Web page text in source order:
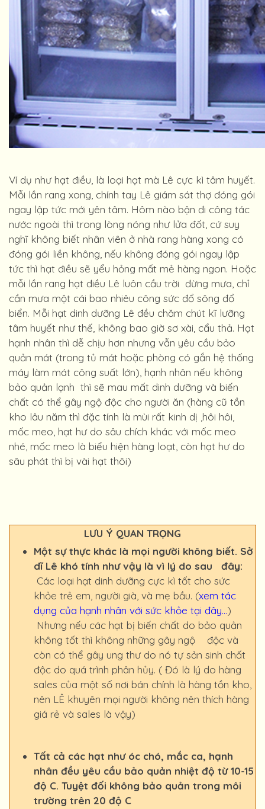
Ví dụ như hạt điều, là loại hạt mà Lê cực kì tâm huyết.
Mỗi lần rang xong, chính tay Lê giám sát thợ đóng gói
ngay lập tức mới yên tâm. Hôm nào bận đi công tác
nước ngoài thì trong lòng nóng như lửa đốt, cứ suy
nghĩ không biết nhân viên ở nhà rang hàng xong có
đóng gói liền không, nếu không đóng gói ngay lập
tức thì hạt điều sẽ yểu hỏng mất mẻ hàng ngon. Hoặc
mỗi lần rang hạt điều Lê luôn cầu trời đừng mưa, chỉ
cần mưa một cái bao nhiêu công sức đổ sông đổ
biển. Mỗi hạt dinh dưỡng Lê đều chăm chút kĩ lưỡng
tâm huyết như thế, không bao giờ sơ xài, cẩu thả. Hạt
hạnh nhân thì dễ chịu hơn nhưng vẫn yêu cầu bảo
quản mát (trong tủ mát hoặc phòng có gắn hệ thống
máy làm mát công suất lớn), hạnh nhân nếu không
bảo quản lạnh thì sẽ mau mất dinh dưỡng và biến
chất có thể gây ngộ độc cho người ăn (hàng cũ tồn
kho lâu năm thì đặc tính là mùi rất kinh dị ,hôi hôi,
mốc meo, hạt hư do sâu chích khác với mốc meo
nhé, mốc meo là biểu hiện hàng loạt, còn hạt hư do
sâu phát thì bị vài hạt thôi)
LƯU Ý QUAN TRỌNG
Một sự thực khác là mọi người không biết. Sở
dĩ Lê khó tính như vậy là vì lý do sau đây:
Các loại hạt dinh dưỡng cực kì tốt cho sức
khỏe trẻ em, người già, và mẹ bầu. (xem tác
dụng của hạnh nhân với sức khỏe tại đây...)
Nhưng nếu các hạt bị biến chất do bảo quản
không tốt thì không những gây ngộ độc và
còn có thể gây ung thư do nó tự sản sinh chất
độc do quá trình phân hủy. ( Đó là lý do hàng
sales của một số nơi bán chính là hàng tồn kho,
nên LÊ khuyên mọi người không nên thích hàng
giá rẻ và sales là vậy)
Tất cả các hạt như óc chó, mắc ca, hạnh
nhân đều yêu cầu bảo quản nhiệt độ từ 10-15
độ C. Tuyệt đối không bảo quản trong môi
trường trên 20 độ C